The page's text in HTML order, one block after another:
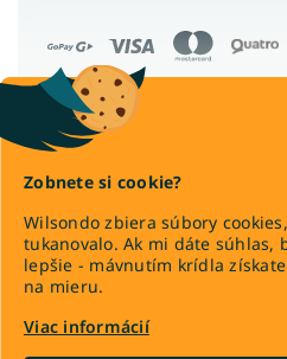
Zobnete si cookie?
Wilsondo zbiera súbory
tukanovalo. Ak mi dáte súhlas,
lepšie - mávnutím krídla
na mieru.
Viac informácií
Copyright 2026
. Všetky práva vyhradené.